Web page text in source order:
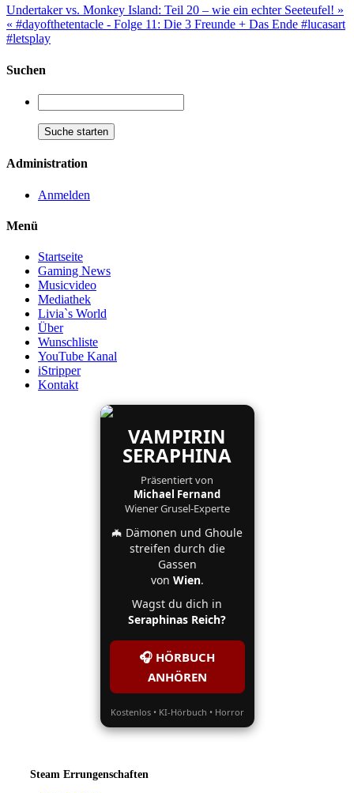
Undertaker vs. Monkey Island: Teil 20 – wie ein echter Seeteufel! »
« #dayofthetentacle - Folge 11: Die 3 Freunde + Das Ende #lucasart
#letsplay
Suchen
Administration
Anmelden
Menü
Startseite
Gaming News
Musicvideo
Mediathek
Livia`s World
Über
Wunschliste
YouTube Kanal
iStripper
Kontakt
VAMPIRIN
SERAPHINA
Präsentiert von
Michael Fernand
Wiener Grusel-Experte
🦇 Dämonen und Ghoule
streifen durch die
Gassen
von Wien.
Wagst du dich in
Seraphinas Reich?
🎧 HÖRBUCH
ANHÖREN
Kostenlos • KI-Hörbuch • Horror
Steam Errungenschaften